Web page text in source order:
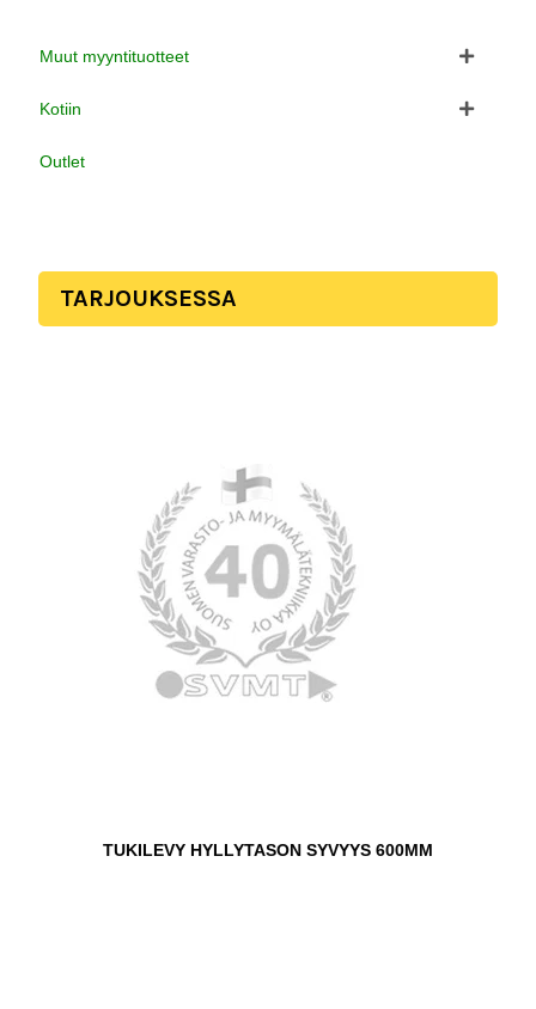
Muut myyntituotteet
Kotiin
Outlet
TARJOUKSESSA
TUKILEVY HYLLYTASON SYVYYS 600MM